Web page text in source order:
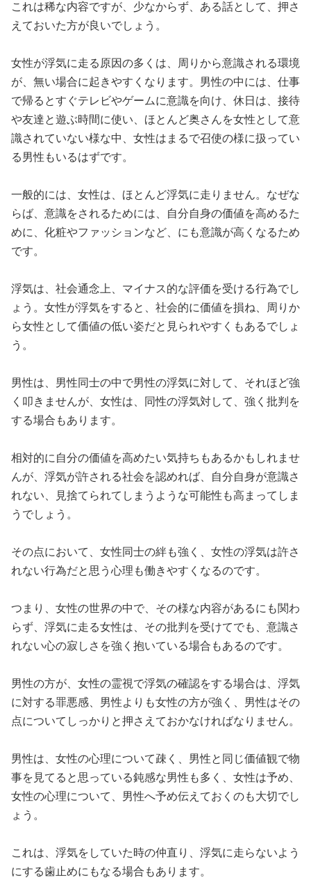
これは稀な内容ですが、少なからず、ある話として、押さ
えておいた方が良いでしょう。
女性が浮気に走る原因の多くは、周りから意識される環境
が、無い場合に起きやすくなります。男性の中には、仕事
で帰るとすぐテレビやゲームに意識を向け、休日は、接待
や友達と遊ぶ時間に使い、ほとんど奥さんを女性として意
識されていない様な中、女性はまるで召使の様に扱ってい
る男性もいるはずです。
一般的には、女性は、ほとんど浮気に走りません。なぜな
らば、意識をされるためには、自分自身の価値を高めるた
めに、化粧やファッションなど、にも意識が高くなるため
です。
浮気は、社会通念上、マイナス的な評価を受ける行為でし
ょう。女性が浮気をすると、社会的に価値を損ね、周りか
ら女性として価値の低い姿だと見られやすくもあるでしょ
う。
男性は、男性同士の中で男性の浮気に対して、それほど強
く叩きませんが、女性は、同性の浮気対して、強く批判を
する場合もあります。
相対的に自分の価値を高めたい気持ちもあるかもしれませ
んが、浮気が許される社会を認めれば、自分自身が意識さ
れない、見捨てられてしまうような可能性も高まってしま
うでしょう。
その点において、女性同士の絆も強く、女性の浮気は許さ
れない行為だと思う心理も働きやすくなるのです。
つまり、女性の世界の中で、その様な内容があるにも関わ
らず、浮気に走る女性は、その批判を受けてでも、意識さ
れない心の寂しさを強く抱いている場合もあるのです。
男性の方が、女性の霊視で浮気の確認をする場合は、浮気
に対する罪悪感、男性よりも女性の方が強く、男性はその
点についてしっかりと押さえておかなければなりません。
男性は、女性の心理について疎く、男性と同じ価値観で物
事を見てると思っている鈍感な男性も多く、女性は予め、
女性の心理について、男性へ予め伝えておくのも大切でし
ょう。
これは、浮気をしていた時の仲直り、浮気に走らないよう
にする歯止めにもなる場合もあります。